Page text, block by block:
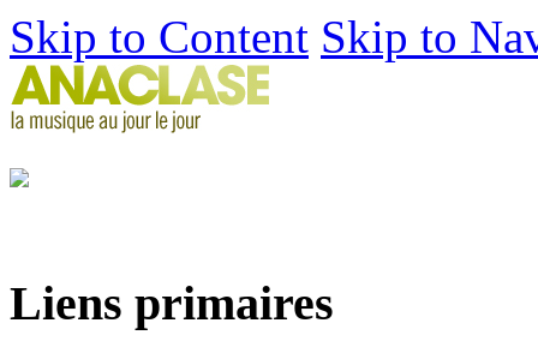
Skip to Content Skip to
Liens primaires